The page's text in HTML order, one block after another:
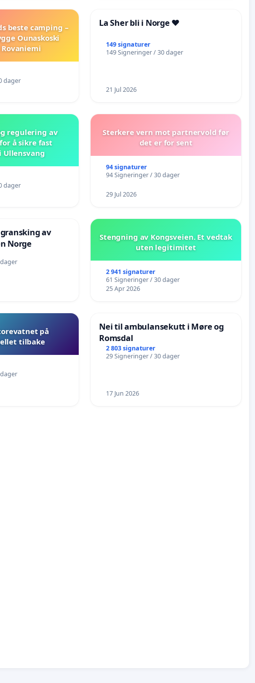
beste camping –
Ounaskoski
dager
La Sher bli i Norge ❤️
149 signaturer
149 Signeringer / 30 dager
21 Jul 2026
regulering av
å sikre fast
Ullensvang
dager
Sterkere vern mot partnervold før
det er for sent
94 signaturer
94 Signeringer / 30 dager
29 Jul 2026
av
Norge
Stengning av Kongsveien. Et vedtak
uten legitimitet
2 941 signaturer
61 Signeringer / 30 dager
25 Apr 2026
på
tilbake
Nei til ambulansekutt i Møre og
Romsdal
2 803 signaturer
29 Signeringer / 30 dager
17 Jun 2026